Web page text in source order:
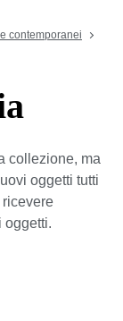
contemporanei
collezione, ma
oggetti tutti
oggetti.